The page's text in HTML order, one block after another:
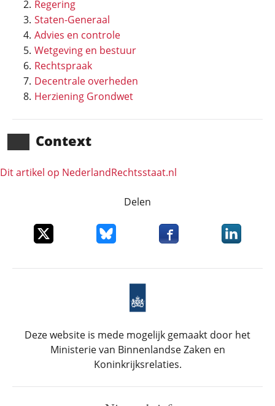
Regering
Staten-Generaal
Advies en controle
Wetgeving en bestuur
Rechtspraak
Decentrale overheden
Herziening Grondwet
Context
Dit artikel op NederlandRechts­staat.nl
Delen
Deel dit item op XDeel dit item op Bluesky
Deel dit item opDeel dit
Deze website is mede mogelijk gemaakt door het
Ministerie van Binnenlandse Zaken en
Koninkrijksrelaties.